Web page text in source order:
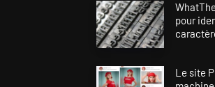
pour
Le site